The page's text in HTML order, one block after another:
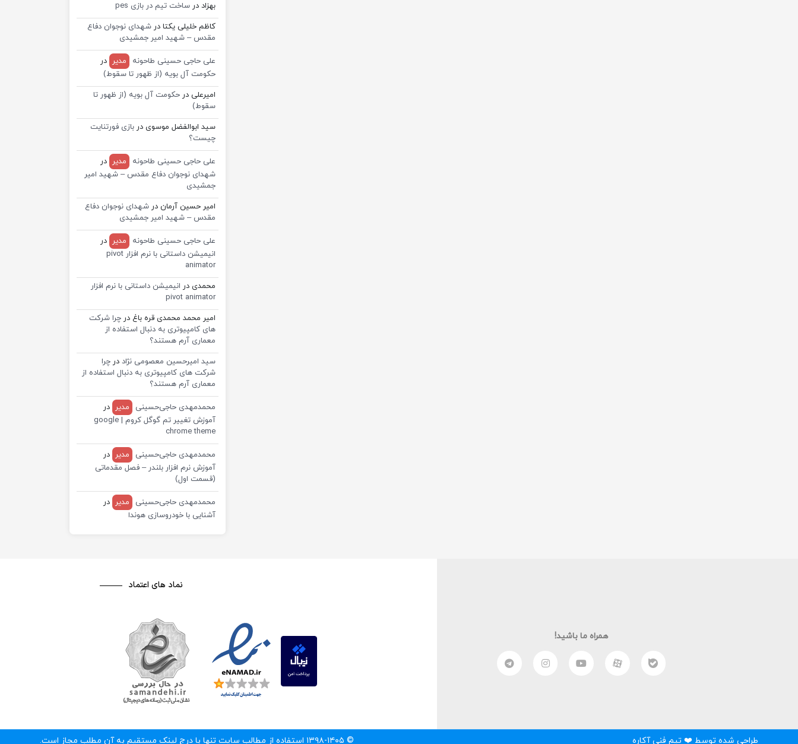
بهزاد درساخت تیم در بازی pes
کاظم خلیلی یکتا درشهدای نوجوان دفاع
مقدس – شهید امیر جمشیدی
علی حاجی حسینی طاحونه مدیر
در
حکومت آل بویه (از ظهور تا سقوط)
امیرعلی درحکومت آل بویه (از ظهور تا
سقوط)
سید ابوالفضل موسوی دربازی فورتنایت
چیست؟
علی حاجی حسینی طاحونه مدیر
در
شهدای نوجوان دفاع مقدس – شهید امیر
جمشیدی
امیر حسین آرمان درشهدای نوجوان دفاع
مقدس – شهید امیر جمشیدی
علی حاجی حسینی طاحونه مدیر
در
انیمیشن داستانی با نرم افزار pivot
animator
محمدی در انیمیشن داستانی با نرم افزار
pivot animator
امیر محمد محمدی قره باغ درچرا شرکت
های کامپیوتری به دنبال استفاده از
معماری آرم هستند؟
سید امیرحسین معصومی نژاد درچرا
شرکت های کامپیوتری به دنبال استفاده از
معماری آرم هستند؟
محمدمهدی حاجی‌حسینی مدیر
در
آموزش تغییر تم گوگل کروم | google
chrome theme
محمدمهدی حاجی‌حسینی مدیر
در
آموزش نرم افزار بلندر – فصل مقدماتی
(قسمت اول)
محمدمهدی حاجی‌حسینی مدیر
در
آشنایی با خودروسازی هوندا
همراه ما باشید!
نماد های اعتماد
طراحی شده توسط ❤️ تیم فنی آکاره © ۱۳۹۸-۱۴۰۵ استفاده از مطالب سایت تنها با درج لینک مستقیم به آن مطلب مجاز است.‌